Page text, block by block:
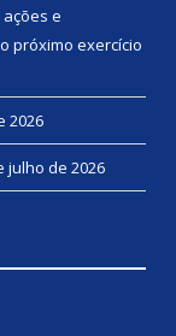
e
próximo exercício
2026
julho de 2026